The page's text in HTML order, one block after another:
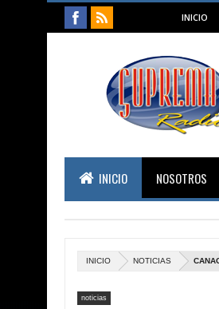
INICIO
INICIO NOSOTROS
INICIO NOTICIAS
noticias